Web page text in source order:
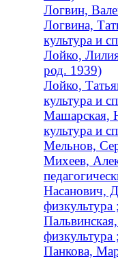
Логвин,
Логвина,
культура и
Лойко,
род. 1939)
Лойко,
культура и
Машарская,
культура и
Мельнов,
Михеев,
Насанович,
Панкова,